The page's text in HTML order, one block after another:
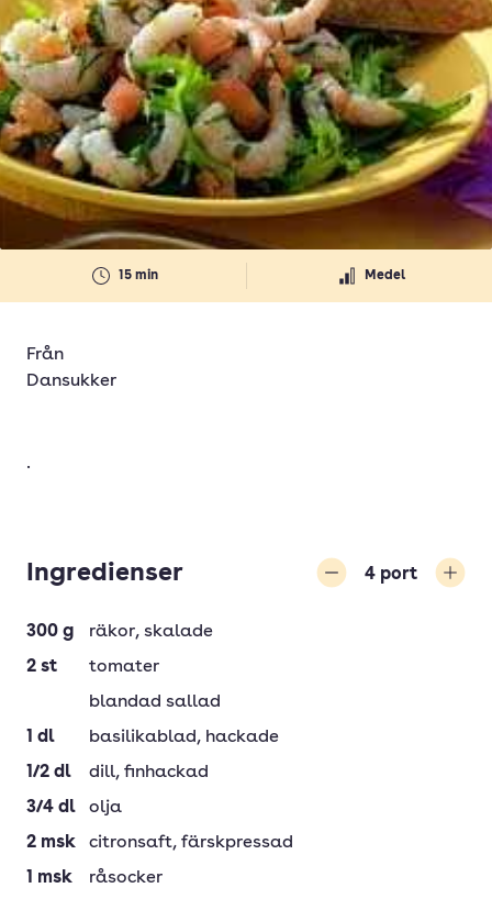
15 min Medel
Från
Dansukker
.
Ingredienser 4 port
300 g räkor, skalade
2 st
tomater
blandad sallad
1 dl basilikablad, hackade
1/2 dl dill, finhackad
3/4 dl
olja
2 msk citronsaft, färskpressad
1 msk
råsocker